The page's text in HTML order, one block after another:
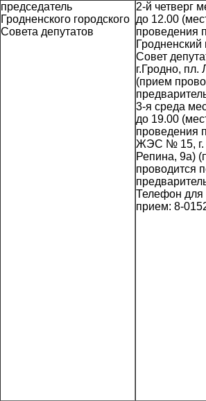
председатель
Гродненского городского
Совета депутатов
2-й четверг
до 12.00
проведения
Гродненский
Совет
г.Гродно, пл.
(прием
3-я среда
до 19.00
проведения
ЖЭС № 15, г.
Репина, 9а)
проводится
Телефон для
прием: 8-